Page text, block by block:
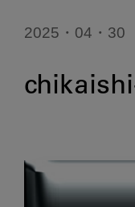
2025・04・30